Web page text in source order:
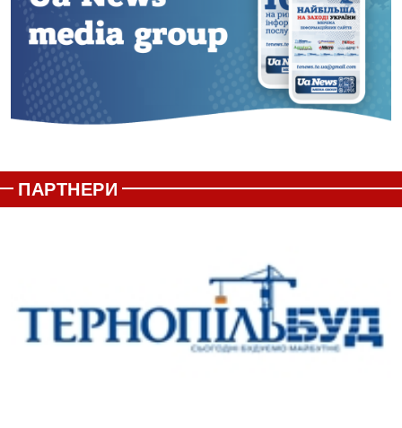
ПАРТНЕРИ